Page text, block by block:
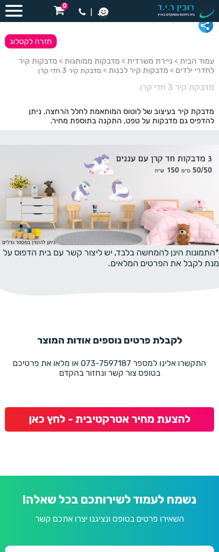
0
עמוד הבית > ניירת משרדית > מדבקות ממותגות > מדבקות קיר
לחדרי ילדים > מדבקות קיר לבנות > מדבקת קיר 3 חדי קרן
מדבקת קיר 3 חדי קרן
חזרה לקטלוג
מדבקת קיר בעיצוב של לוטוס המותאמת לחלל הרחצה. ניתן
להדפיס גם מדבקות על טפט, התקנה בתוספת מחיר.
*התמונות הינן להמחשה בלבד, יש ליצור קשר עם בית הדפוס על
מנת לקבל את הפרטים המלאים.
לקבלת פרטים נוספים אודות המוצר
התקשרו אלינו למספר 073-7597187 או מלאו את פרטיכם
בטופס צור קשר ונחזור בהקדם
להצעת מחיר אטרקטיבית - לחץ כאן
נשמח לעמוד לשירותכם בכל שאלה!
השאירו פרטים בטופס ונציגנו יצרו אתכם קשר